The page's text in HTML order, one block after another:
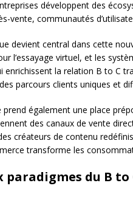
développent des
vente, communautés
devient central dans cette
l’essayage virtuel, et les
enrichissent la relation B to C
parcours clients uniques et
prend également une place
des canaux de vente
créateurs de contenu
transforme les
paradigmes du B to